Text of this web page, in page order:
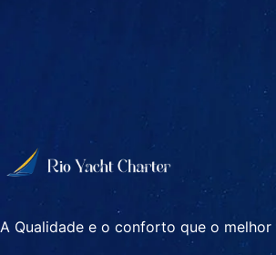
A Qualidade e o conforto que o